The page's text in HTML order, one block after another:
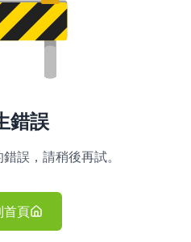
錯誤
誤，請稍後再試。
首頁